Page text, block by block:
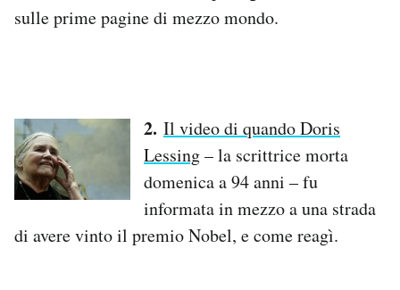
Notifiche mobile
Regala il Post
Hai bisogno di aiuto?
sulle prime pagine di mezzo mondo.
2. Il video di quando Doris
Lessing– la scrittrice morta
domenica a 94 anni – fu
informata in mezzo a una strada
di avere vinto il premio Nobel, e come reagì.